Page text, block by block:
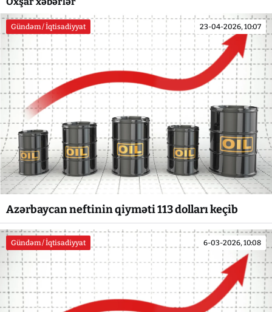
Gündəm / İqtisadiyyat 23-04-2026, 10:07
Azərbaycan neftinin qiyməti 113 dolları keçib
Gündəm / İqtisadiyyat 6-03-2026, 10:08